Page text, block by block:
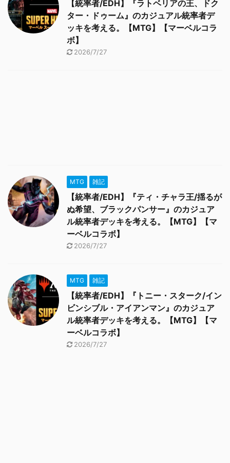
【統率者/EDH】『ラトベリアの王、ドク
ター・ドゥーム』のカジュアル統率者デ
ッキを考える。【MTG】【マーベルコラ
ボ】
2026/7/27
MTG 雑記
【統率者/EDH】『ティ・チャラ王/揺るが
ぬ希望、ブラックパンサー』のカジュア
ル統率者デッキを考える。【MTG】【マ
ーベルコラボ】
2026/7/27
MTG 雑記
【統率者/EDH】『トニー・スターク/イン
ビンシブル・アイアンマン』のカジュア
ル統率者デッキを考える。【MTG】【マ
ーベルコラボ】
2026/7/27